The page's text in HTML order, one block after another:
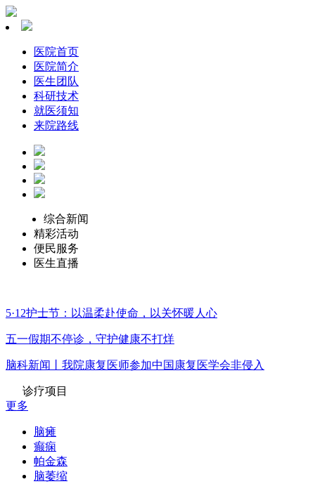
医院首页
医院简介
医生团队
科研技术
就医须知
来院路线
综合新闻
精彩活动
便民服务
医生直播
5·12护士节：以温柔赴使命，以关怀暖人心
五一假期不停诊，守护健康不打烊
脑科新闻丨我院康复医师参加中国康复医学会非侵入
诊疗项目
更多
脑瘫
癫痫
帕金森
脑萎缩